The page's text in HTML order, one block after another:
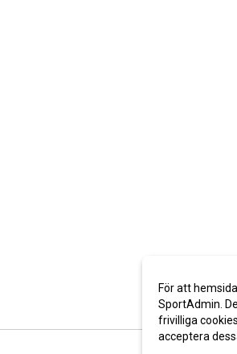
För att
SportAdmin.
frivilliga
acceptera